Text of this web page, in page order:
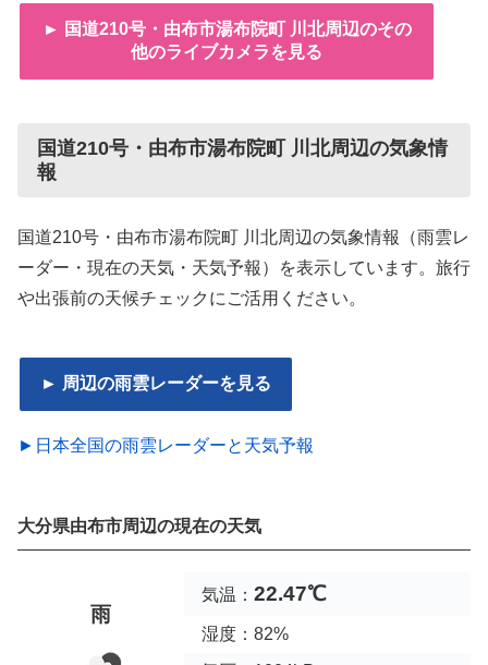
► 国道210号・由布市湯布院町 川北周辺のその
他のライブカメラを見る
国道210号・由布市湯布院町 川北周辺の気象情
報
国道210号・由布市湯布院町 川北周辺の気象情報（雨雲レ
ーダー・現在の天気・天気予報）を表示しています。旅行
や出張前の天候チェックにご活用ください。
► 周辺の雨雲レーダーを見る
►日本全国の雨雲レーダーと天気予報
大分県由布市周辺の現在の天気
雨
気温： 22.47℃
湿度：82%